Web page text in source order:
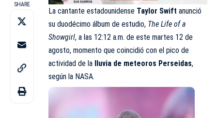
SHARE
La cantante estadounidense Taylor Swift anunció
su duodécimo álbum de estudio, The Life of a
Showgirl, a las 12:12 a.m. de este martes 12 de
agosto, momento que coincidió con el pico de
actividad de la
lluvia de meteoros Perseidas,
según la NASA.